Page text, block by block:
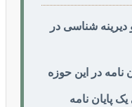
شناسی در
نامه در این حوزه
پایان نامه